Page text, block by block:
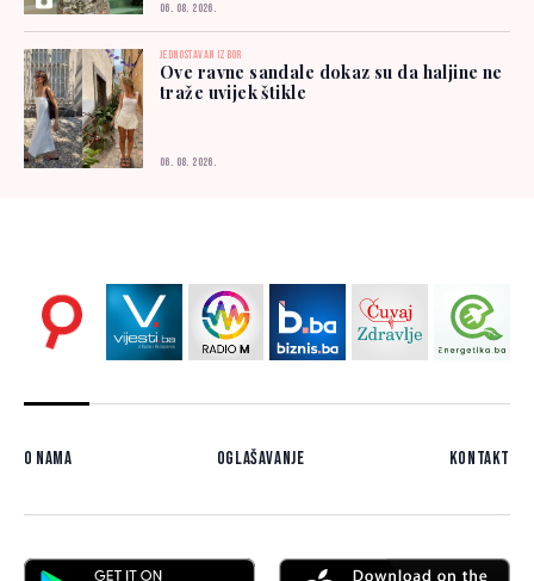
06. 08. 2026.
JEDNOSTAVAN IZBOR
Ove ravne sandale dokaz su da haljine ne
traže uvijek štikle
06. 08. 2026.
O nama Oglašavanje Kontakt